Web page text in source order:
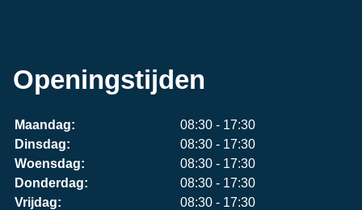
Openingstijden
Maandag:
08:30 - 17:30
Dinsdag:
08:30 - 17:30
Woensdag:
08:30 - 17:30
Donderdag:
08:30 - 17:30
Vrijdag:
08:30 - 17:30